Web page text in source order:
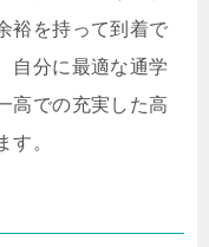
裕を持って到着で
自分に最適な通学
高での充実した高
す。